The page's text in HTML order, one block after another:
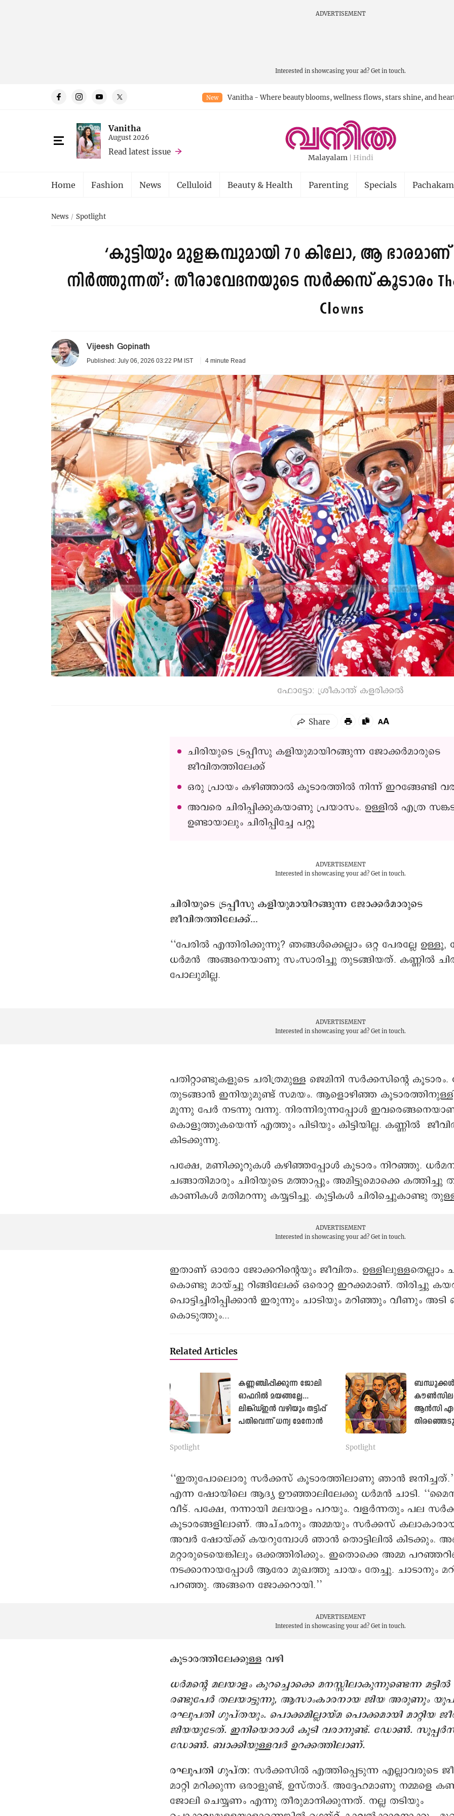
ADVERTISEMENT
Interested in showcasing your ad? Get in touch.
New Vanitha - Where beauty blooms, wellness flows, stars shine, and
Vanitha
August 2026
Read latest issue
Malayalam Hindi
Home Fashion News Celluloid Beauty & Health Parenting Specials Pachakam
News Spotlight
‘കുട്ടിയും മുളങ്കമ്പുമായി 70 കിലോ, ആ ഭാരമാണ്
നിർത്തുന്നത്’: തീരാവേദനയുടെ സർക്കസ് കൂടാരം
Clowns
Vijeesh Gopinath
Published: July 06, 2026 03:22 PM IST 4 minute Read
ചിരിയുടെ ട്രപ്പീസു കളിയുമായിറങ്ങുന്ന ജോക്കർമാരുടെ
ജീവിതത്തിലേക്ക്
ഒരു പ്രായം കഴിഞ്ഞാൽ കൂടാരത്തിൽ നിന്ന് ഇറങ്ങേണ്ടി
അവരെ ചിരിപ്പിക്കുകയാണു പ്രയാസം. ഉള്ളിൽ എത്ര
ഉണ്ടായാലും ചിരിപ്പിച്ചേ പറ്റൂ
ഫോട്ടോ: ശ്രീകാന്ത് കളരിക്കൽ
ADVERTISEMENT
Interested in showcasing your ad? Get in touch.
ചിരിയുടെ ട്രപ്പീസു കളിയുമായിറങ്ങുന്ന ജോക്കർമാരുടെ
ജീവിതത്തിലേക്ക്...
‘‘പേരിൽ എന്തിരിക്കുന്നു? ഞങ്ങൾ‌ക്കെല്ലാം ഒറ്റ പേരല്ലേ ഉള്ളൂ,
ധർമൻ അങ്ങനെയാണു സംസാരിച്ചു തുടങ്ങിയത്. കണ്ണിൽ‌
പോലുമില്ല.
ADVERTISEMENT
Interested in showcasing your ad? Get in touch.
പതിറ്റാണ്ടുകളുടെ ചരിത്രമുള്ള ജെമിനി സർക്കസിന്റെ
തുടങ്ങാൻ ഇനിയുമുണ്ട് സമയം. ആളൊഴിഞ്ഞ
മൂന്നു പേർ നടന്നു വന്നു. നിരന്നിരുന്നപ്പോൾ
കൊളുത്തുകയെന്ന് എത്തും പിടിയും കിട്ടിയില്ല. കണ്ണിൽ
കിടക്കുന്നു.
പക്ഷേ, മണിക്കൂറുകൾ കഴിഞ്ഞപ്പോള്‍ കൂടാരം നിറഞ്ഞു.
ചങ്ങാതിമാരും ചിരിയുടെ മത്താപ്പും അമിട്ടുമൊക്കെ കത്തിച്ചു
കാണികൾ മതിമറന്നു കയ്യടിച്ചു. കുട്ടികള്‍ ചിരിച്ചുെകാണ്ടു
ADVERTISEMENT
Interested in showcasing your ad? Get in touch.
ഇതാണ് ഒാരോ ജോക്കറിന്റെയും ജീവിതം. ഉള്ളിലുള്ളതെല്ലാം
കൊണ്ടു മായ്ച്ചു റിങ്ങിലേക്ക് ഒരൊറ്റ ഇറക്കമാണ്. തിരിച്ചു
പൊട്ടിച്ചിരിപ്പിക്കാൻ ഇരുന്നും ചാടിയും മറിഞ്ഞും വീണും
െകാടുത്തും...
Related Articles
കണ്ണഞ്ചിപ്പിക്കുന്ന ജോലി
ഓഫറിൽ മയങ്ങല്ലേ...
ലിങ്ക്ഡ്ഇൻ വഴിയും തട്ടിപ്പ്
പതിവെന്ന് ധന്യ മേനോൻ
Spotlight
ബന്ധുക്കൾ
ആൻസി
Spotlight
‘‘ഇതുപോലൊരു സർക്കസ് കൂടാരത്തിലാണു ഞാൻ ജനിച്ചത്.’’
എന്ന ഷോയിലെ ആദ്യ ഊഞ്ഞാലിലേക്കു ധർമൻ ചാടി.
വീട്. പക്ഷേ, നന്നായി മലയാളം പറയും. വളർന്നതും പല
കൂടാരങ്ങളിലാണ്. അച്ഛനും അമ്മയും സർക്കസ്
അവർ ഷോയ്ക്ക് കയറുമ്പോൾ ഞാൻ തൊട്ടിലി‍ൽ കിടക്കും.
മറ്റാരുടെയെങ്കിലും ഒക്കത്തിരിക്കും. ഇതൊക്കെ അമ്മ
നടക്കാനായപ്പോൾ ആരോ മുഖത്തു ചായം തേച്ചു. ചാടാനും
പറഞ്ഞു. അങ്ങനെ ജോക്കറായി.’’
ADVERTISEMENT
Interested in showcasing your ad? Get in touch.
കൂടാരത്തിലേക്കുള്ള വഴി
ധർമന്റെ മലയാളം കുറച്ചൊക്കെ മനസ്സിലാകുന്നുണ്ടെന്ന മട്ടിൽ
രണ്ടുപേർ തലയാട്ടുന്നു, ആസാംകാരനായ ജിയ അരുണും യുപി
രഘുപതി ഗുപ്തയും. പൊക്കമില്ലായ്മ പൊക്കമായി മാറ്റിയ
ജിയയുടേത്. ഇനിയൊരാൾ‌ കൂടി വരാനുണ്ട്. ഡോൺ.
ഡോൺ. ബാക്കിയുള്ളവർ ഉറക്കത്തിലാണ്.
രഘുപതി ഗുപ്ത: സർക്കസിൽ എത്തിപ്പെടുന്ന എല്ലാവരുടെ
മാറ്റി മറിക്കുന്ന ഒരാളുണ്ട്, ഉസ്താദ്. അദ്ദേഹമാണു നമ്മളെ
ജോലി ചെയ്യണം എന്നു തീരുമാനിക്കുന്നത്. നല്ല തടിയും